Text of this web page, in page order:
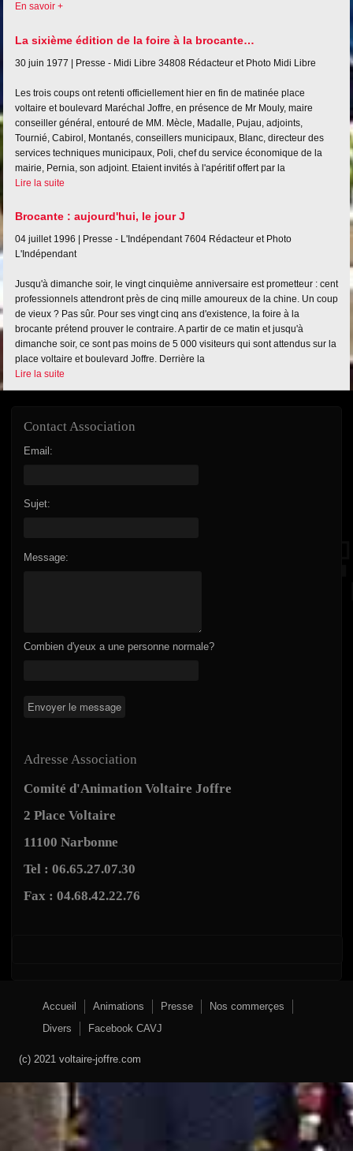
En savoir +
La sixième édition de la foire à la brocante…
30 juin 1977 | Presse - Midi Libre 34808 Rédacteur et Photo Midi Libre
Les trois coups ont retenti officiellement hier en fin de matinée place
voltaire et boulevard Maréchal Joffre, en présence de Mr Mouly, maire
conseiller général, entouré de MM. Mècle, Madalle, Pujau, adjoints,
Tournié, Cabirol, Montanés, conseillers municipaux, Blanc, directeur des
services techniques municipaux, Poli, chef du service économique de la
mairie, Pernia, son adjoint. Etaient invités à l'apéritif offert par la
Lire la suite
Brocante : aujourd'hui, le jour J
04 juillet 1996 | Presse - L'Indépendant 7604 Rédacteur et Photo
L'Indépendant
Jusqu'à dimanche soir, le vingt cinquième anniversaire est prometteur : cent
professionnels attendront près de cinq mille amoureux de la chine. Un coup
de vieux ? Pas sûr. Pour ses vingt cinq ans d'existence, la foire à la
brocante prétend prouver le contraire. A partir de ce matin et jusqu'à
dimanche soir, ce sont pas moins de 5 000 visiteurs qui sont attendus sur la
place voltaire et boulevard Joffre. Derrière la
Lire la suite
Contact Association
Email:
Sujet:
Message:
Combien d'yeux a une personne normale?
Adresse Association
Comité d'Animation Voltaire Joffre
2 Place Voltaire
11100 Narbonne
Tel : 06.65.27.07.30
Fax : 04.68.42.22.76
Accueil Animations Presse
Nos commerçes
Divers
Facebook CAVJ
(c) 2021 voltaire-joffre.com